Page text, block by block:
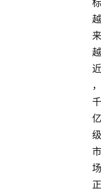
标
越
来
越
近
，
千
亿
级
市
场
正